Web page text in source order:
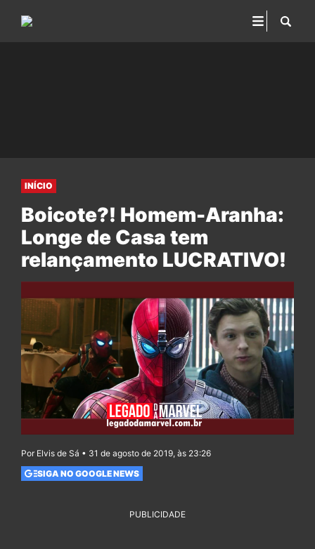
INÍCIO
Boicote?! Homem-Aranha:
Longe de Casa tem
relançamento LUCRATIVO!
Por Elvis de Sá • 31 de agosto de 2019, às 23:26
SIGA NO GOOGLE NEWS
PUBLICIDADE